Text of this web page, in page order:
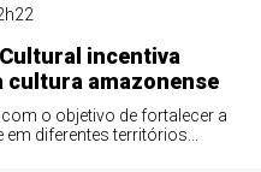
incentiva
cultura amazonense
o objetivo de fortalecer a
diferentes territórios...